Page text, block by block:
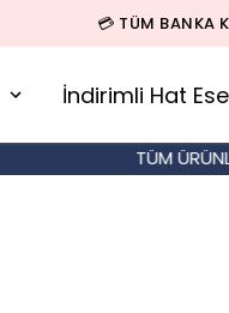
🚚 500 TL ÜZERİ
İndirimli Hat
TÜM